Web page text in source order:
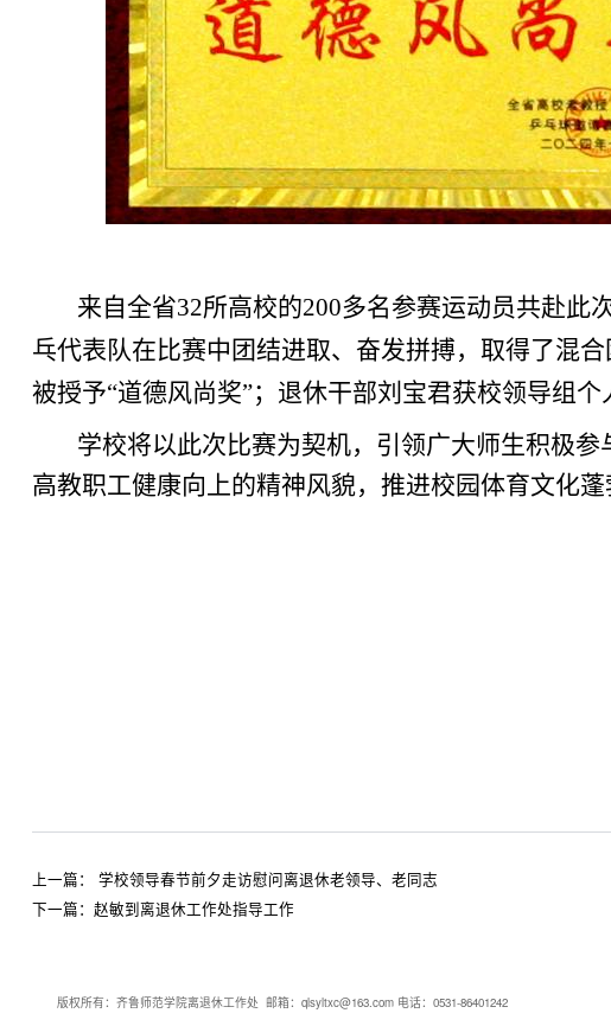
来自全省32所高校的200多名参赛运动员共赴此次
乓代表队在比赛中团结进取、奋发拼搏，取得了混合
被授予“道德风尚奖”；退休干部刘宝君获校领导组个
学校将以此次比赛为契机，引领广大师生积极参
高教职工健康向上的精神风貌，推进校园体育文化蓬
上一篇： 学校领导春节前夕走访慰问离退休老领导、老同志
下一篇： 赵敏到离退休工作处指导工作
版权所有：齐鲁师范学院离退休工作处 邮箱：qlsyltxc@163.com 电话：0531-86401242